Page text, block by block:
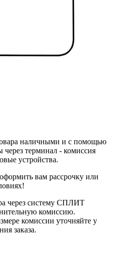
наличными и с помощью
терминал - комиссия
устройства.
вам рассрочку или
через систему СПЛИТ
комиссию.
комиссии уточняйте у
заказа.